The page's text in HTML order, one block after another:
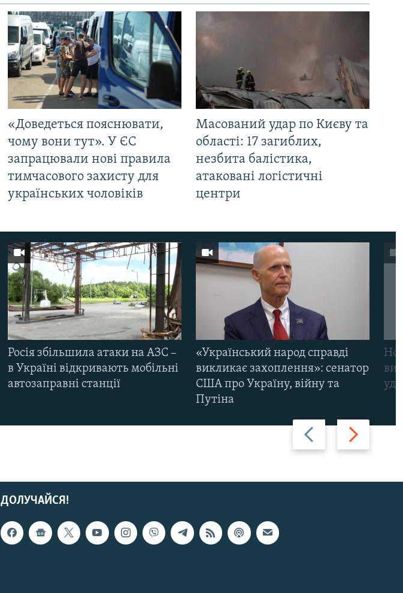
«Доведеться пояснювати,
чому вони тут». У ЄС
запрацювали нові правила
тимчасового захисту для
українських чоловіків
Масований удар по Києву та
області: 17 загиблих,
незбита балістика,
атаковані логістичні
центри
Назад Вперед
Росія збільшила атаки на АЗС –
в Україні відкривають мобільні
автозаправні станції
«Український народ справді
викликає захоплення»: сенатор
США про Україну, війну та
Путіна
ДОЛУЧАЙСЯ!